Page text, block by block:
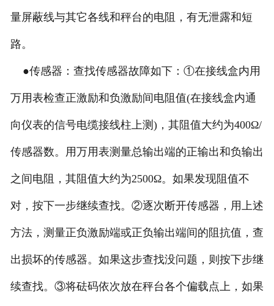
量屏蔽线与其它各线和秤台的电阻，有无泄露和短
路。
●传感器：查找传感器故障如下：①在接线盒内用
万用表检查正激励和负激励间电阻值(在接线盒内通
向仪表的信号电缆接线柱上测)，其阻值大约为400Ω/
传感器数。用万用表测量总输出端的正输出和负输出
之间电阻，其阻值大约为2500Ω。如果发现阻值不
对，按下一步继续查找。②逐次断开传感器，用上述
方法，测量正负激励端或正负输出端间的阻抗值，查
出损坏的传感器。如果这步查找没问题，则按下步继
续查找。③将砝码依次放在秤台各个偏载点上，如果